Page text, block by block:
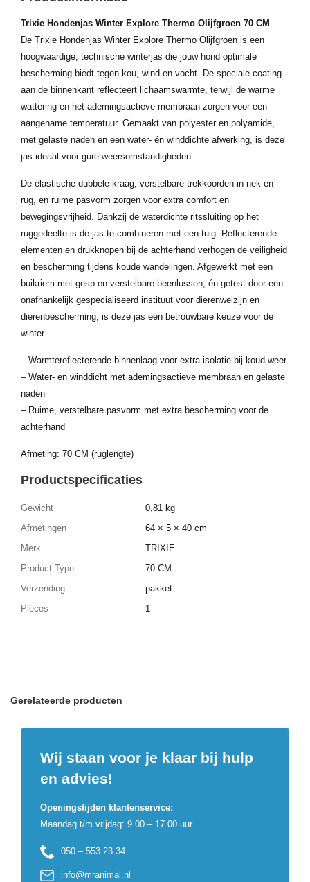
Trixie Hondenjas Winter Explore Thermo Olijfgroen 70 CM
De Trixie Hondenjas Winter Explore Thermo Olijfgroen is een
hoogwaardige, technische winterjas die jouw hond optimale
bescherming biedt tegen kou, wind en vocht. De speciale coating
aan de binnenkant reflecteert lichaamswarmte, terwijl de warme
wattering en het ademingsactieve membraan zorgen voor een
aangename temperatuur. Gemaakt van polyester en polyamide,
met gelaste naden en een water- én winddichte afwerking, is deze
jas ideaal voor gure weersomstandigheden.
De elastische dubbele kraag, verstelbare trekkoorden in nek en
rug, en ruime pasvorm zorgen voor extra comfort en
bewegingsvrijheid. Dankzij de waterdichte ritssluiting op het
ruggedeelte is de jas te combineren met een tuig. Reflecterende
elementen en drukknopen bij de achterhand verhogen de veiligheid
en bescherming tijdens koude wandelingen. Afgewerkt met een
buikriem met gesp en verstelbare beenlussen, én getest door een
onafhankelijk gespecialiseerd instituut voor dierenwelzijn en
dierenbescherming, is deze jas een betrouwbare keuze voor de
winter.
– Warmtereflecterende binnenlaag voor extra isolatie bij koud weer
– Water- en winddicht met ademingsactieve membraan en gelaste
naden
– Ruime, verstelbare pasvorm met extra bescherming voor de
achterhand
Afmeting: 70 CM (ruglengte)
Productspecificaties
Gewicht
0,81 kg
Afmetingen
64 × 5 × 40 cm
Merk
TRIXIE
Product Type
70 CM
Verzending
pakket
Pieces
1
Gerelateerde producten
Wij staan voor je klaar bij hulp
en advies!
Openingstijden klantenservice:
Maandag t/m vrijdag: 9.00 – 17.00 uur
050 – 553 23 34
info@mranimal.nl